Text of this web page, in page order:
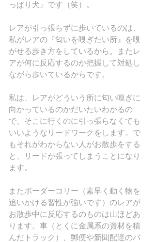
っぱり犬』です（笑）。
レアが引っ張らずに歩いているのは、
私がレアの『匂いを嗅ぎたい所』を嗅
がせる歩き方をしているから。またレ
アが何に反応するのか把握して対処し
ながら歩いているからです。
私は、レアがどういう所に匂い嗅ぎに
向かっているのかだいたいわかるの
で、そこに行くのに引っ張らなくても
いいようなリードワークをします。で
もそれがわからない人がお散歩をする
と、リードが張ってしまうことになり
ます。
またボーダーコリー（素早く動く物を
追いかける習性が強いです）のレアが
お散歩中に反応するのものは山ほどあ
ります。車（とくに金属系の資材を積
んだトラック）、郵便や新聞配達のバ